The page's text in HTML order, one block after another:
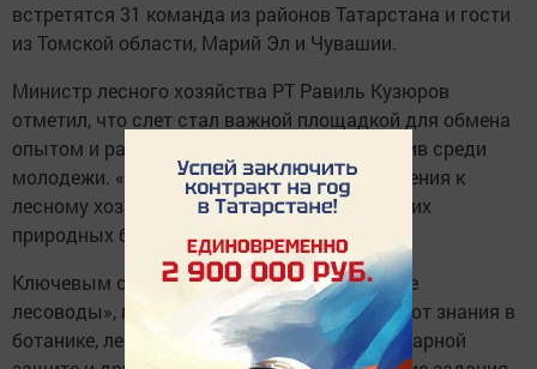
встретятся 31 команда из районов Татарстана и гости
из Томской области, Марий Эл и Чувашии.
Министр лесного хозяйства РТ Равиль Кузюров
отметил, что слет стал важной площадкой для обмена
опытом и развития экологических инициатив среди
молодежи. «Интерес подрастающего поколения к
лесному хозяйству – залог сохранения наших
природных богатств», – подчеркнул он.
Ключевым событием станет конкурс «Юные
лесоводы», где участники продемонстрируют знания в
ботанике, лесовосстановлении, противопожарной